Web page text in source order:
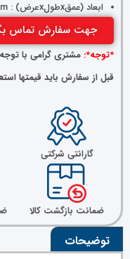
ابعاد (عمقxطولxعرض) : 170x320x220 mm
جهت سفارش تماس بگیرید:
*توجه*: مشتری گرامی با
قبل از سفارش باید قیمتها
گارانتی شرکتی
ضمانت بازگشت کالا
توضیحات